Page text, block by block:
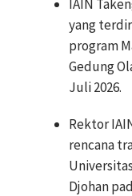
IAIN
yang
program
Gedung
Juli 2026.
Rektor
rencana
Djohan